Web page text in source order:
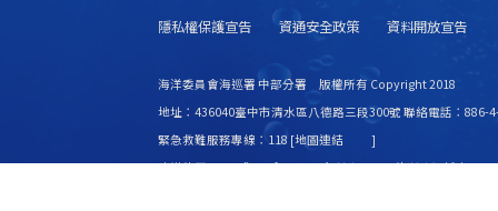
隱私權保護宣告 資通安全政策 資料開放宣告
海洋委員會海巡署 中部分署 版權所有 Copyright 2018
地址：436040臺中市清水區八德路三段300號 聯絡電話：886-
緊急救難服務專線：118 [地圖連結
]
建議使用 IE6.0 或 Firefox2.0 以上瀏覽器，最佳瀏覽解析度